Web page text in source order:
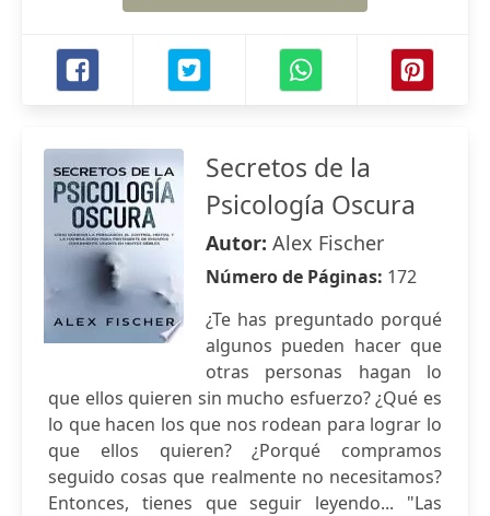
Secretos de la
Psicología Oscura
Autor: Alex Fischer
Número de Páginas: 172
¿Te has preguntado porqué
algunos pueden hacer que
otras personas hagan lo
que ellos quieren sin mucho esfuerzo? ¿Qué es
lo que hacen los que nos rodean para lograr lo
que ellos quieren? ¿Porqué compramos
seguido cosas que realmente no necesitamos?
Entonces, tienes que seguir leyendo... "Las